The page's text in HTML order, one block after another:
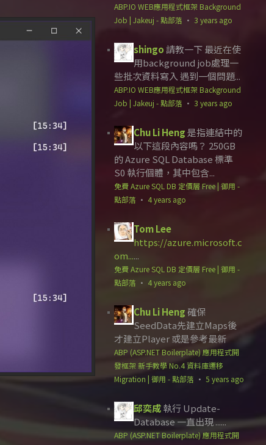
ABP.IO WEB應用程式框架 Background
Job | Jakeuj - 點部落 · 3 years ago
shingo 請教一下 最近在使
用background job處理一
些批次資料寫入 遇到一個問題...
ABP.IO WEB應用程式框架 Background
Job | Jakeuj - 點部落 ·3 years ago
Chu Li Heng 是指連結中的
以下這段內容嗎？ 250GB
的 Azure SQL Database 標準
S0 執行個體，其中包含...
免費 Azure SQL DB 定價層 Free | 御用 -
點部落 · 4 years ago
Tom Lee
https://azure.microsoft.c
om......
免費 Azure SQL DB 定價層 Free | 御用 -
點部落 · 4 years ago
Chu Li Heng 確保
SeedData先建立Maps後
才建立Player 或是參考最新
ABP (ASP.NET Boilerplate) 應用程式開
發框架 新手教學 No.4 資料庫遷移
Migration | 御用 - 點部落 ·5 years ago
邱奕成執行 Update-
Database 一直出現 ......
ABP (ASP.NET Boilerplate) 應用程式開